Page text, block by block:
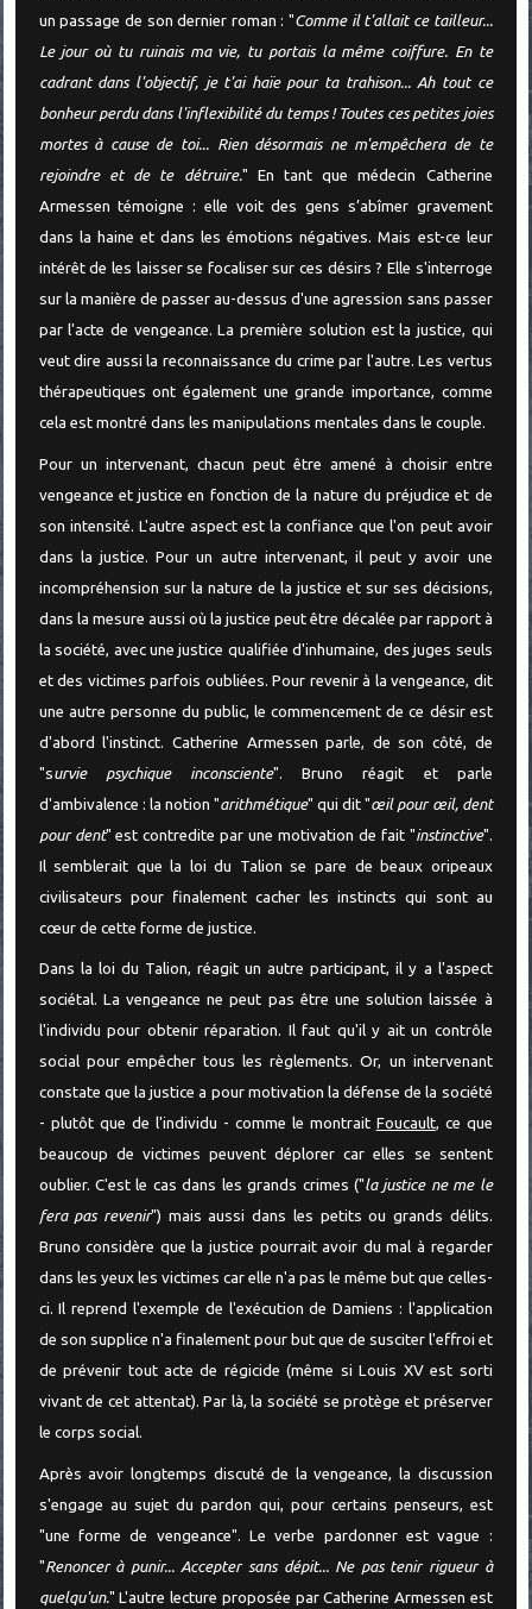
un passage de son dernier roman : "Comme il t'allait ce tailleur...
Le jour où tu ruinais ma vie, tu portais la même coiffure. En te
cadrant dans l'objectif, je t'ai haïe pour ta trahison... Ah tout ce
bonheur perdu dans l'inflexibilité du temps ! Toutes ces petites joies
mortes à cause de toi... Rien désormais ne m'empêchera de te
rejoindre et de te détruire." En tant que médecin Catherine
Armessen témoigne : elle voit des gens s’abîmer gravement
dans la haine et dans les émotions négatives. Mais est-ce leur
intérêt de les laisser se focaliser sur ces désirs ? Elle s'interroge
sur la manière de passer au-dessus d'une agression sans passer
par l'acte de vengeance. La première solution est la justice, qui
veut dire aussi la reconnaissance du crime par l'autre. Les vertus
thérapeutiques ont également une grande importance, comme
cela est montré dans les manipulations mentales dans le couple.
Pour un intervenant, chacun peut être amené à choisir entre
vengeance et justice en fonction de la nature du préjudice et de
son intensité. L'autre aspect est la confiance que l'on peut avoir
dans la justice. Pour un autre intervenant, il peut y avoir une
incompréhension sur la nature de la justice et sur ses décisions,
dans la mesure aussi où la justice peut être décalée par rapport à
la société, avec une justice qualifiée d'inhumaine, des juges seuls
et des victimes parfois oubliées. Pour revenir à la vengeance, dit
une autre personne du public, le commencement de ce désir est
d'abord l'instinct. Catherine Armessen parle, de son côté, de
"survie psychique inconsciente". Bruno réagit et parle
d'ambivalence : la notion "arithmétique" qui dit "œil pour œil, dent
pour dent" est contredite par une motivation de fait "instinctive".
Il semblerait que la loi du Talion se pare de beaux oripeaux
civilisateurs pour finalement cacher les instincts qui sont au
cœur de cette forme de justice.
Dans la loi du Talion, réagit un autre participant, il y a l'aspect
sociétal. La vengeance ne peut pas être une solution laissée à
l'individu pour obtenir réparation. Il faut qu'il y ait un contrôle
social pour empêcher tous les règlements. Or, un intervenant
constate que la justice a pour motivation la défense de la société
- plutôt que de l'individu - comme le montrait Foucault, ce que
beaucoup de victimes peuvent déplorer car elles se sentent
oublier. C'est le cas dans les grands crimes ("la justice ne me le
fera pas revenir") mais aussi dans les petits ou grands délits.
Bruno considère que la justice pourrait avoir du mal à regarder
dans les yeux les victimes car elle n'a pas le même but que celles-
ci. Il reprend l'exemple de l'exécution de Damiens : l'application
de son supplice n'a finalement pour but que de susciter l'effroi et
de prévenir tout acte de régicide (même si Louis XV est sorti
vivant de cet attentat). Par là, la société se protège et préserver
le corps social.
Après avoir longtemps discuté de la vengeance, la discussion
s'engage au sujet du pardon qui, pour certains penseurs, est
"une forme de vengeance". Le verbe pardonner est vague :
"Renoncer à punir... Accepter sans dépit... Ne pas tenir rigueur à
quelqu'un." L'autre lecture proposée par Catherine Armessen est